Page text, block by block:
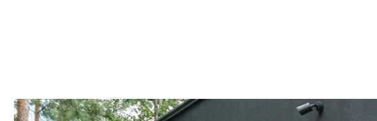
OGRÓD WARZYWA I OWOCE